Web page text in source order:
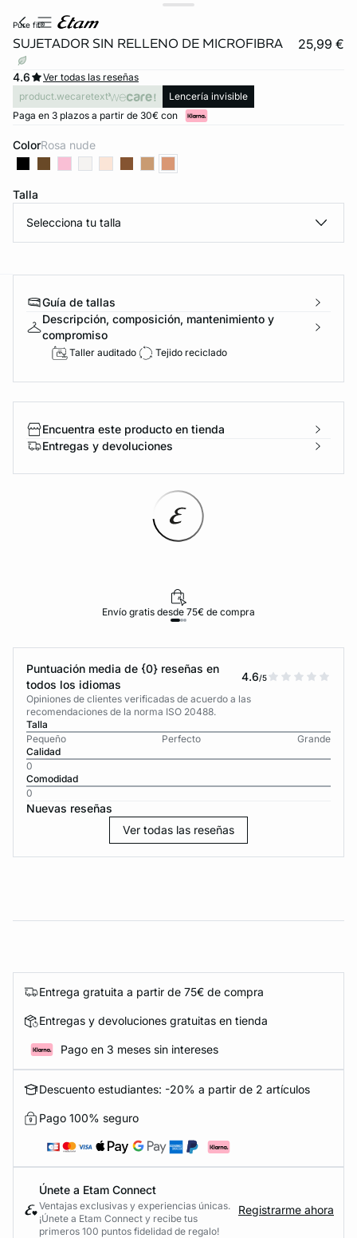
pure fit®
SUJETADOR SIN RELLENO DE MICROFIBRA 25,99 €
4.6
Ver todas las reseñas
product.wecaretext
Lencería invisible
Paga en 3 plazos a partir de 30€ con
Color rosa nude
Talla
Selecciona tu talla
Guía de tallas
Descripción, composición, mantenimiento y
compromiso
Taller auditado Tejido reciclado
Encuentra este producto en tienda
Entregas y devoluciones
Envío gratis desde 75€ de compra
Puntuación media de {0} reseñas en
todos los idiomas
4.6/5
Opiniones de clientes verificadas de acuerdo a las
recomendaciones de la norma ISO 20488.
Talla
Pequeño
Perfecto
Grande
Calidad
0
Comodidad
0
Nuevas reseñas
Ver todas las reseñas
Entrega gratuita a partir de 75€ de compra
Entregas y devoluciones gratuitas en tienda
Pago en 3 meses sin intereses
Descuento estudiantes: -20% a partir de 2 artículos
Pago 100% seguro
Únete a Etam Connect
Ventajas exclusivas y experiencias únicas.
¡Únete a Etam Connect y recibe tus
primeros 100 puntos fidelidad de regalo!
Registrarme ahora